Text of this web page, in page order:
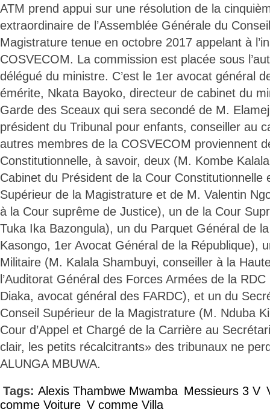
ATM prend appui sur une résolution de la
extraordinaire de l’Assemblée Générale du
Magistrature tenue en octobre 2017 appelant à
COSVECOM. La commission est placée sous
délégué du ministre. C’est le 1er avocat général
émérite, Nkata Bayoko, directeur de cabinet du
Garde des Sceaux qui sera secondé de M.
président du Tribunal pour enfants, conseiller au
autres membres de la COSVECOM proviennent
Constitutionnelle, à savoir, deux (M. Kombe
Cabinet du Président de la Cour Constitutionnelle
Supérieur de la Magistrature et de M. Valentin
à la Cour suprême de Justice), un de la Cour
Tuka Ika Bazongula), un du Parquet Général de
Kasongo, 1er Avocat Général de la République),
Militaire (M. Kalala Shambuyi, conseiller à la
l’Auditorat Général des Forces Armées de la
Diaka, avocat général des FARDC), et un du
Conseil Supérieur de la Magistrature (M. Nduba
Cour d’Appel et Chargé de la Carrière au
clair, les petits récalcitrants» des tribunaux ne
ALUNGA MBUWA.
Tags: Alexis Thambwe Mwamba Messieurs 3 V
comme Voiture V comme Villa